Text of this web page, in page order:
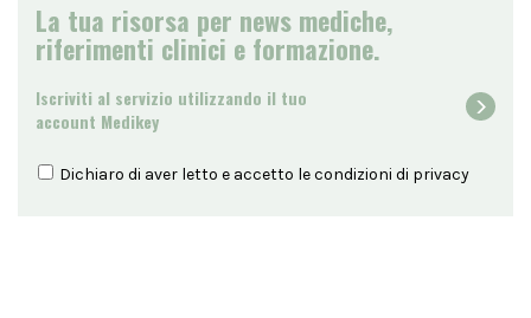
La tua risorsa per news mediche,
riferimenti clinici e formazione.
Iscriviti al servizio utilizzando il tuo
account Medikey
Dichiaro di aver letto e accetto le condizioni di privacy